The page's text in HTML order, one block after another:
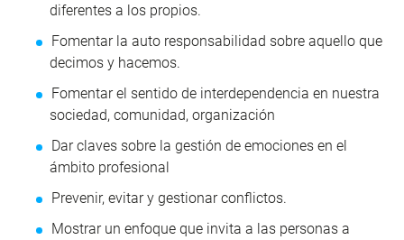
diferentes a los propios.
Fomentar la auto responsabilidad sobre aquello que
decimos y hacemos.
Fomentar el sentido de interdependencia en nuestra
sociedad, comunidad, organización
Dar claves sobre la gestión de emociones en el
ámbito profesional
Prevenir, evitar y gestionar conflictos.
Mostrar un enfoque que invita a las personas a